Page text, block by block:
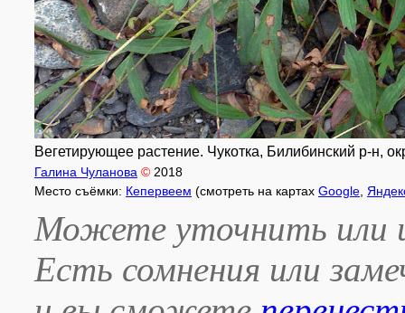
Вегетирующее растение. Чукотка, Билибинский р-н,
Галина Чуланова © 2018
Место съёмки: Кепервеем (смотреть на картах Google
Можете уточнить или
Есть сомнения или